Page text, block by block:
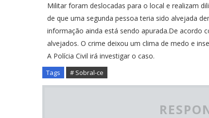
Militar foram deslocadas para o local e realizam
de que uma segunda pessoa teria sido alvejada
informação ainda está sendo apurada.De acordo
alvejados. O crime deixou um clima de medo e
A Polícia Civil irá investigar o caso.
Tags # Sobral-ce